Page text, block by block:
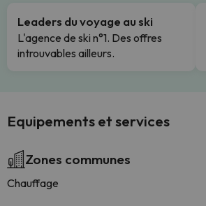
Leaders du voyage au ski
L'agence de ski n°1. Des offres
introuvables ailleurs.
Equipements et services
Zones communes
Chauffage